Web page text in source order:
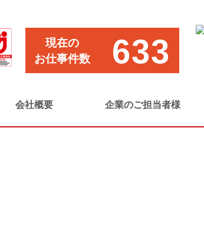
現在の
お仕事件数
633
会社概要 企業のご担当者様